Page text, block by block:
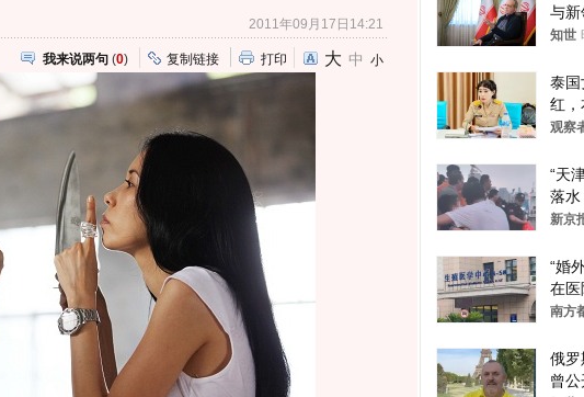
2011年09月17日14:21
我来说两句 (0) 复制链接 打印 大 中 小
与新
知世
泰国
红，
就别
观察
“天
落水
儿子
新京
“婚
在医
胎？
南方
俄罗
曾